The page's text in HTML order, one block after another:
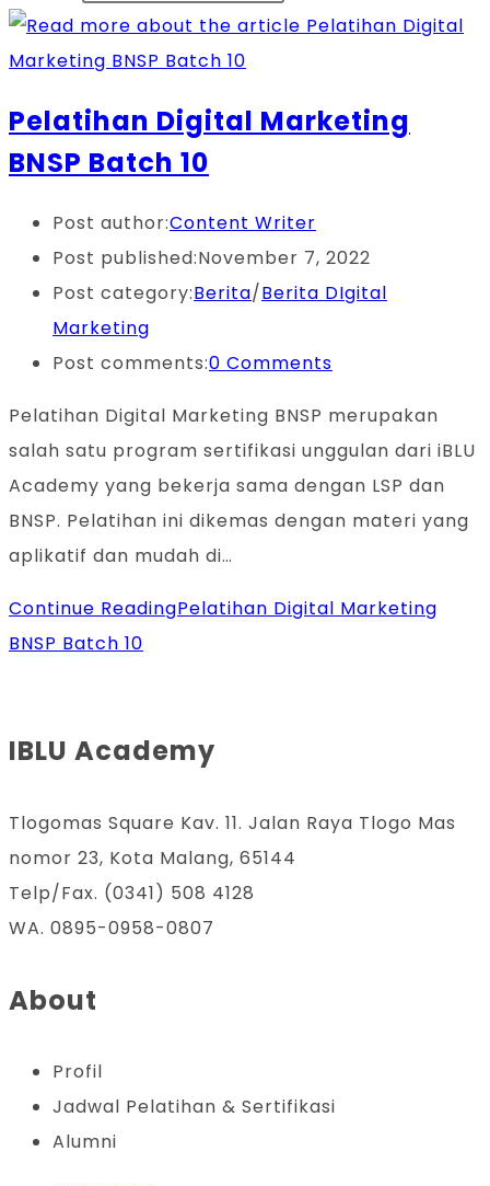
Pelatihan Digital Marketing
BNSP Batch 10
Post author:Content Writer
Post published:November 7, 2022
Post category:Berita/Berita DIgital
Marketing
Post comments:0 Comments
Pelatihan Digital Marketing BNSP merupakan
salah satu program sertifikasi unggulan dari iBLU
Academy yang bekerja sama dengan LSP dan
BNSP. Pelatihan ini dikemas dengan materi yang
aplikatif dan mudah di…
Continue ReadingPelatihan Digital Marketing
BNSP Batch 10
IBLU Academy
Tlogomas Square Kav. 11. Jalan Raya Tlogo Mas
nomor 23, Kota Malang, 65144
Telp/Fax. (0341) 508 4128
WA. 0895-0958-0807
About
Profil
Jadwal Pelatihan & Sertifikasi
Alumni